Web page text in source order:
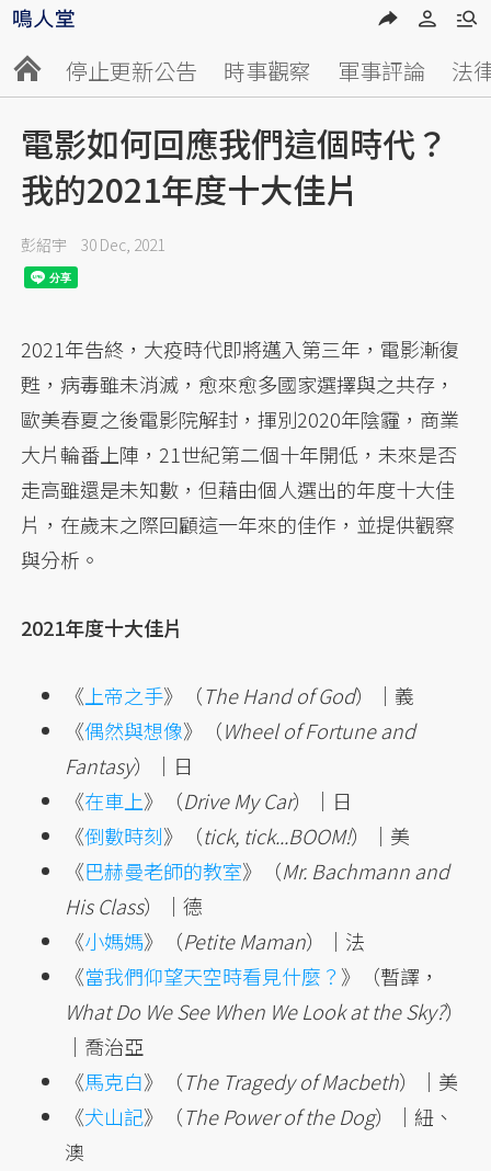
停止更新公告 時事觀察 軍事評論 法
電影如何回應我們這個時代？
我的2021年度十大佳片
彭紹宇 30 Dec, 2021
2021年告終，大疫時代即將邁入第三年，電影漸復
甦，病毒雖未消滅，愈來愈多國家選擇與之共存，
歐美春夏之後電影院解封，揮別2020年陰霾，商業
大片輪番上陣，21世紀第二個十年開低，未來是否
走高雖還是未知數，但藉由個人選出的年度十大佳
片，在歲末之際回顧這一年來的佳作，並提供觀察
與分析。
2021年度十大佳片
《 上帝之手》（The Hand of God）｜義
《偶然與想像》（Wheel of Fortune and
Fantasy）｜日
《在車上》（Drive My Car）｜日
《倒數時刻》（tick, tick...BOOM!）｜美
《巴赫曼老師的教室》（Mr. Bachmann and
His Class）｜德
《小媽媽》（Petite Maman）｜法
《當我們仰望天空時看見什麼？ 》（暫譯，
What Do We See When We Look at the Sky?）
｜喬治亞
《馬克白》（The Tragedy of Macbeth）｜美
《犬山記》（The Power of the Dog）｜紐、
澳